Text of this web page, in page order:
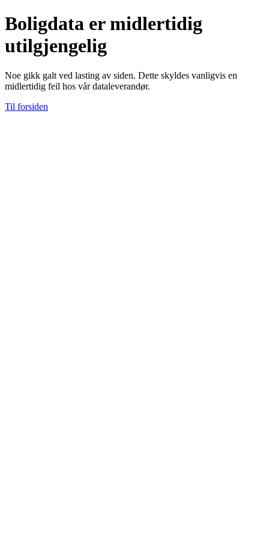
Boligdata er midlertidig
utilgjengelig
Noe gikk galt ved lasting av siden. Dette skyldes vanligvis en
midlertidig feil hos vår dataleverandør.
Til forsiden